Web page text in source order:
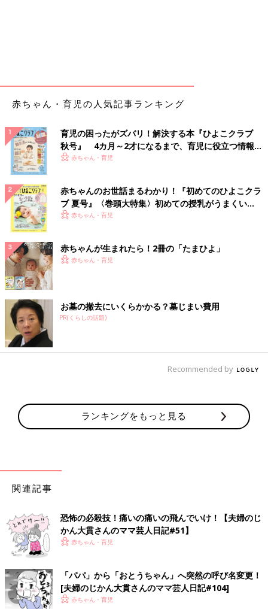
ぎっくり腰…ではなさそう…だけど、物凄く痛い…！
ストレッチを怠っていた私の体は、あっという間にカチコチにな
っており、腰を痛めてしまったのです。
その痛みでようやくストレッチのことを思い出す始末。
腰をさすりながらリビングで横たわっていると、取っ手の付いた
ピラミッド型のおもちゃを持って走ってくる息子。
心配して駆け寄ってきてくれたのかなと思っていると、次の瞬
間、息子の持っていたおもちゃが顔面を直撃。
まるで除夜の鐘の如く振りかぶって激突してきたため、思わず悲
鳴をあげて泣いてしまう程の痛みでした。
この痛み…もう二度とストレッチを忘れるなとストレッチの神様
が言ってくれたのかな…と前向きに捉えた私。
いつの間に!? 息子の優しさに涙【夫婦の
ー兼漫画家としても活躍中です。よしもと芸
す。
夫婦のじかん大貫さん プロフィール
よしもとクリエイティブ・エージェンシー所属／夫婦お笑いコン
ビ「夫婦のじかん」の嫁担当。イラストレーターとしても活動
中。相方は元・トンファー山西章博。息子（2018.3生）と夫との
3人暮らし。2019年3月にコミックエッセイ「母ハハハ！」
（PARCO出版）を発売。
赤ちゃん・育児の人気記事ランキング
育児の困ったがズバリ！解決する本『ひよこクラブ
秋号』 4カ月～2才になるまで、育児に役立つ情報が
いっぱい！
赤ちゃん・育児
赤ちゃんのお世話まるわかり！『初めてのひよこクラ
ブ 夏号』〈巻頭大特集〉初めての授乳がうまくい
く！ おっぱい・ミルクの基本と夏のトラブル 解決テ
赤ちゃん・育児
赤ちゃんが生まれたら！2冊の「たまひよ」
赤ちゃん・育児
お墓の撤去にいくらかかる？墓じまい費用
PR(くらしの話題)
Recommended by
ランキングをもっと見る
関連記事
恐怖の必殺技！痛いの痛いの飛んでいけ！【夫婦のじ
かん大貫さんのママ芸人日記#51】
赤ちゃん・育児
「パパ」から「おとうちゃん」へ突然の呼び名変更！
[夫婦のじかん大貫さんのママ芸人日記#104]
赤ちゃん・育児